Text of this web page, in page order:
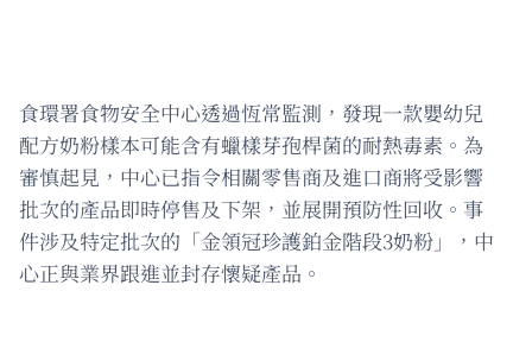
食環署食物安全中心透過恆常監測，發現一款嬰幼兒
配方奶粉樣本可能含有蠟樣芽孢桿菌的耐熱毒素。為
審慎起見，中心已指令相關零售商及進口商將受影響
批次的產品即時停售及下架，並展開預防性回收。事
件涉及特定批次的「金領冠珍護鉑金階段3奶粉」，中
心正與業界跟進並封存懷疑產品。